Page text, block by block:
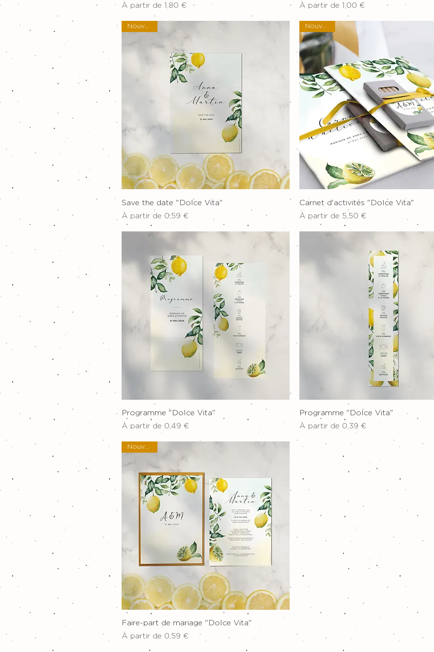
À partir de 1,80 €
Prix promotionnel
À partir de 1,00 €
Prix promotionnel
Aperçu rapide
Nouveau !
Save the date "Dolce Vita"
À partir de 0,59 €
Prix promotionnel
Aperçu rapide
Nouveau !
Carnet d'activités "Dolce Vita"
À partir de 5,50 €
Prix promotionnel
Aperçu rapide
Programme "Dolce Vita"
À partir de 0,49 €
Prix promotionnel
Aperçu rapide
Programme "Dolce Vita"
À partir de 0,39 €
Prix promotionnel
Aperçu rapide
Nouveau !
Faire-part de mariage "Dolce Vita"
À partir de 0,59 €
Prix promotionnel